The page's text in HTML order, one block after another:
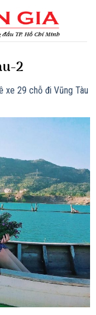
2
xe 29 chỗ đi Vũng Tàu